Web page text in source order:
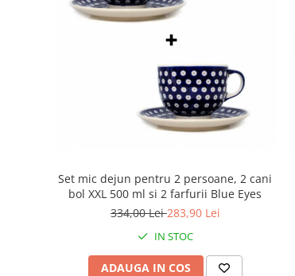
Set mic dejun pentru 2 persoane, 2 cani
bol XXL 500 ml si 2 farfurii Blue Eyes
334,00 Lei283,90 Lei
IN STOC
ADAUGA IN COS